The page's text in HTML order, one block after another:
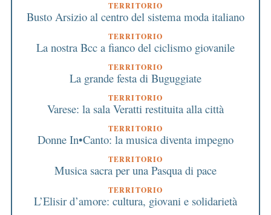
TERRITORIO
Busto Arsizio al centro del sistema moda italiano
TERRITORIO
La nostra Bcc a fianco del ciclismo giovanile
TERRITORIO
La grande festa di Buguggiate
TERRITORIO
Varese: la sala Veratti restituita alla città
TERRITORIO
Donne In•Canto: la musica diventa impegno
TERRITORIO
Musica sacra per una Pasqua di pace
TERRITORIO
L’Elisir d’amore: cultura, giovani e solidarietà